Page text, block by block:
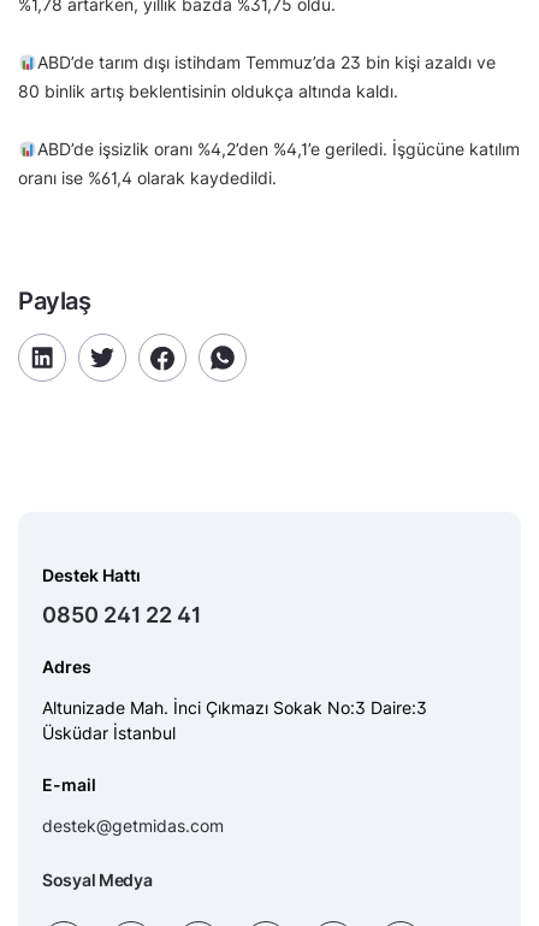
%1,78 artarken, yıllık bazda %31,75 oldu.
ABD’de tarım dışı istihdam Temmuz’da 23 bin kişi azaldı ve
80 binlik artış beklentisinin oldukça altında kaldı.
ABD’de işsizlik oranı %4,2’den %4,1’e geriledi. İşgücüne katılım
oranı ise %61,4 olarak kaydedildi.
Paylaş
Destek Hattı
0850 241 22 41
Adres
Altunizade Mah. İnci Çıkmazı Sokak No:3 Daire:3
Üsküdar İstanbul
E-mail
destek@getmidas.com
Sosyal Medya